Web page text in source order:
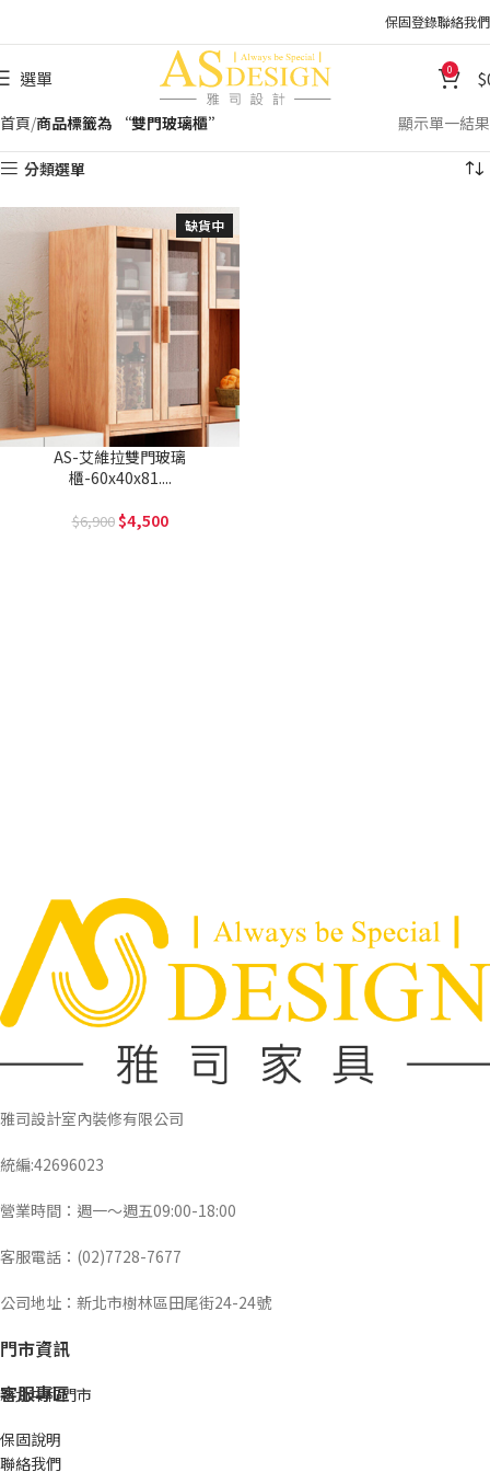
保固登錄聯絡我們
選單 0
首頁 商品標籤為 “雙門玻璃櫃” 顯示單一結果
分類選單
缺貨中
AS-艾維拉雙門玻璃
櫃-60x40x81....
6,900 4,500
雅司設計室內裝修有限公司
統編:42696023
營業時間：週一～週五09:00-18:00
客服電話：(02)7728-7677
公司地址：新北市樹林區田尾街24-24號
門市資訊
新北中和門市
客服專區
保固說明
聯絡我們